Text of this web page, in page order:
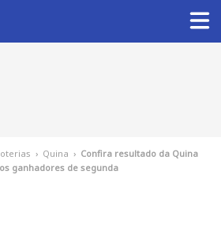
› Quina › Confira resultado da Quina
os ganhadores de segunda